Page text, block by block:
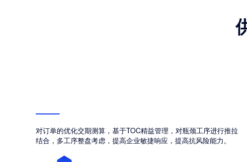
对订单的优化交期测算，基于TOC精益管理，对瓶颈工序进行推拉
结合，多工序整盘考虑，提高企业敏捷响应，提高抗风险能力。